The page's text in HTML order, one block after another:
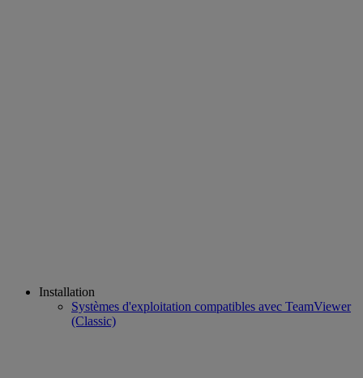
Installation
Systèmes d'exploitation compatibles avec TeamViewer
(Classic)